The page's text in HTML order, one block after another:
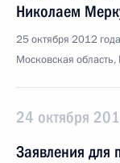
Николаем
25 октября 2012
Московская
24 октября
Заявления для